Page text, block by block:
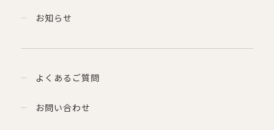
お知らせ
よくあるご質問
お問い合わせ